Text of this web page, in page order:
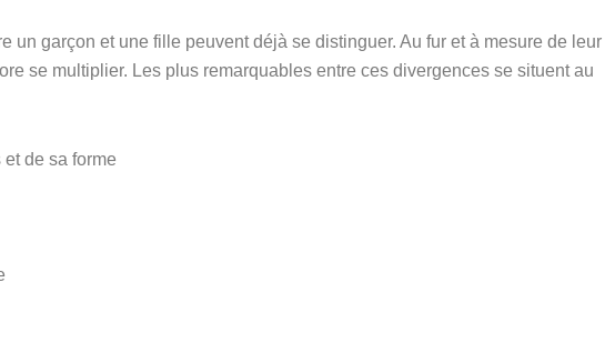
un garçon et une fille peuvent déjà se distinguer. Au fur et à mesure de leur
se multiplier. Les plus remarquables entre ces divergences se situent au
de sa forme